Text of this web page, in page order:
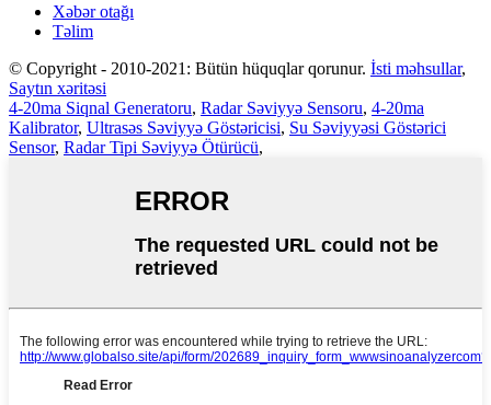
Xəbər otağı
Təlim
© Copyright - 2010-2021: Bütün hüquqlar qorunur. İsti məhsullar,
Saytın xəritəsi
4-20ma Siqnal Generatoru, Radar Səviyyə Sensoru, 4-20ma
Kalibrator, Ultrasəs Səviyyə Göstəricisi, Su Səviyyəsi Göstərici
Sensor, Radar Tipi Səviyyə Ötürücü,